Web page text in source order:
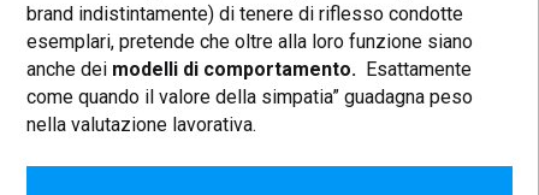
brand indistintamente) di tenere di riflesso condotte
esemplari, pretende che oltre alla loro funzione siano
anche dei modelli di comportamento. Esattamente
come quando il valore della simpatia” guadagna peso
nella valutazione lavorativa.